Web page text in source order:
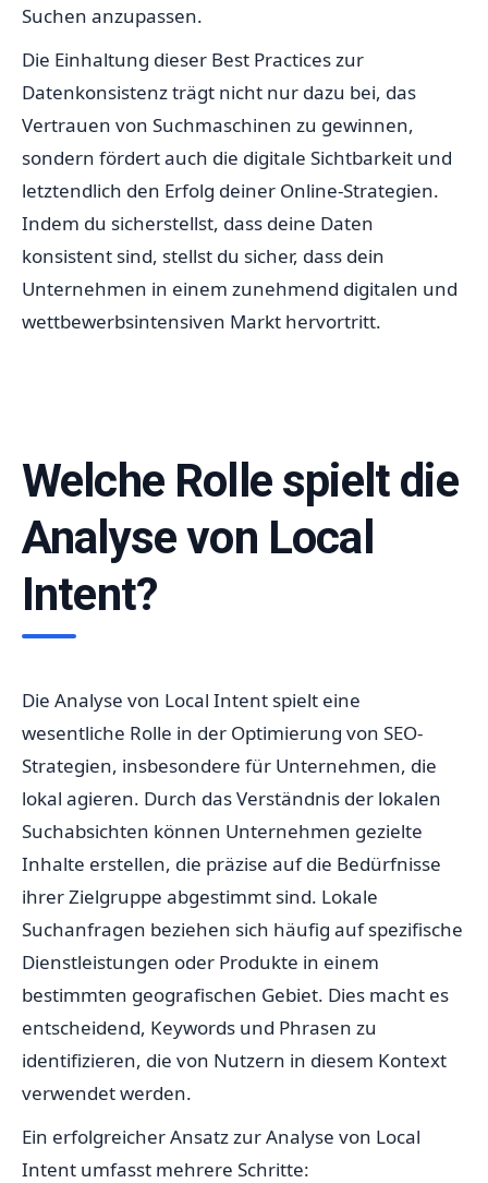
Suchen anzupassen.
Die Einhaltung dieser Best Practices zur
Datenkonsistenz trägt nicht nur dazu bei, das
Vertrauen von Suchmaschinen zu gewinnen,
sondern fördert auch die digitale Sichtbarkeit und
letztendlich den Erfolg deiner Online-Strategien.
Indem du sicherstellst, dass deine Daten
konsistent sind, stellst du sicher, dass dein
Unternehmen in einem zunehmend digitalen und
wettbewerbsintensiven Markt hervortritt.
Welche Rolle spielt die
Analyse von Local
Intent?
Die Analyse von Local Intent spielt eine
wesentliche Rolle in der Optimierung von SEO-
Strategien, insbesondere für Unternehmen, die
lokal agieren. Durch das Verständnis der lokalen
Suchabsichten können Unternehmen gezielte
Inhalte erstellen, die präzise auf die Bedürfnisse
ihrer Zielgruppe abgestimmt sind. Lokale
Suchanfragen beziehen sich häufig auf spezifische
Dienstleistungen oder Produkte in einem
bestimmten geografischen Gebiet. Dies macht es
entscheidend, Keywords und Phrasen zu
identifizieren, die von Nutzern in diesem Kontext
verwendet werden.
Ein erfolgreicher Ansatz zur Analyse von Local
Intent umfasst mehrere Schritte: